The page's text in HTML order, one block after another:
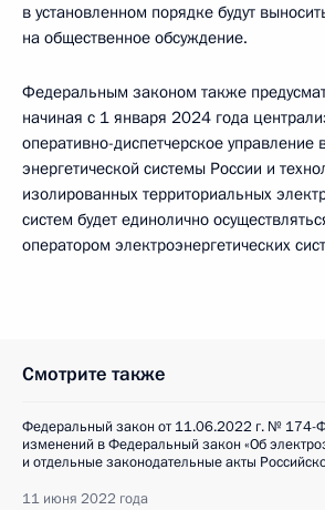
в установленном порядке будут
на общественное обсуждение.
Федеральным законом также
начиная с 1 января 2024 года
оперативно-диспетчерское управление
энергетической системы России и
изолированных территориальных
систем будет единолично
оператором электроэнергетических
Смотрите также
Федеральный закон от 11.06.2022 г. № 174-
изменений в Федеральный закон «Об
и отдельные законодательные акты
11 июня 2022 года